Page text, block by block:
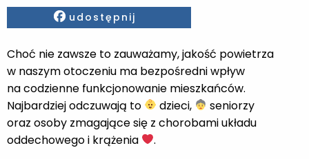
Facebook
udostępnij
Choć nie zawsze to zauważamy, jakość powietrza
w naszym otoczeniu ma bezpośredni wpływ
na codzienne funkcjonowanie mieszkańców.
Najbardziej odczuwają to
dzieci,
seniorzy
oraz osoby zmagające się z chorobami układu
oddechowego i krążenia
.